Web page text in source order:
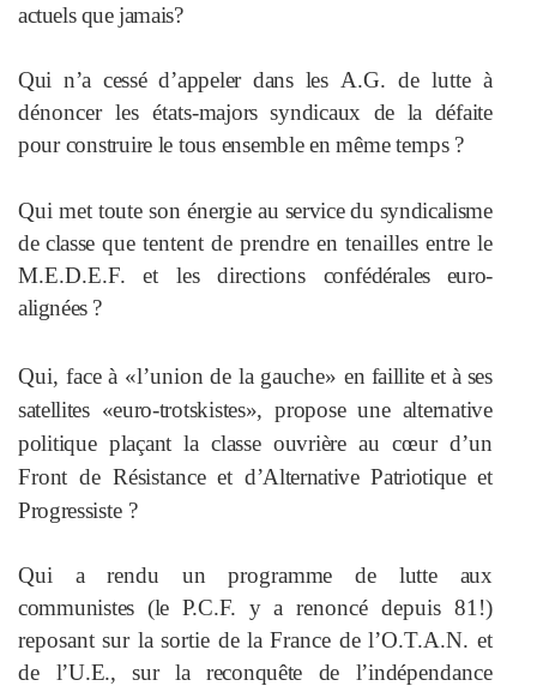
actuels que jamais?
Qui n’a cessé d’appeler dans les A.G. de lutte à
dénoncer les états-majors syndicaux de la défaite
pour construire le tous ensemble en mêmetemps ?
Qui met toute son énergieau service du syndicalisme
de classe que tentent de prendre en tenailles entre le
M.E.D.E.F. et les directions confédérales euro-
alignées ?
Qui, face à «l’union de la gauche»en faillite et à ses
satellites «euro-trotskistes», propose une alternative
politique plaçant la classe ouvrièreau cœur d’un
Front de Résistance etd’Alternative Patriotique et
Progressiste ?
Qui a rendu un programme de lutte aux
communistes (le P.C.F. y a renoncé depuis 81!)
reposant sur la sortie de la France de l’O.T.A.N. et
de l’U.E., sur la reconquête de l’indépendance